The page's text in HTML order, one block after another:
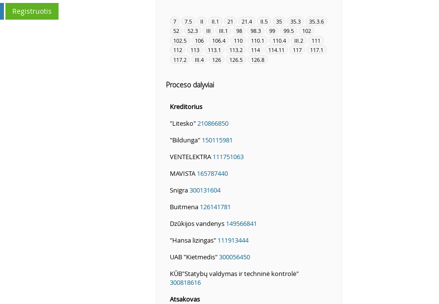
Registruotis
7 7.5 II II.1 21 21.4 II.5 35 35.3
35.3.6
52
52.3 III III.1 98 98.3 99 99.5
102
102.5
106 106.4 110 110.1 110.4 III.2
111
112
113 113.1 113.2 114 114.11 117
117.1
117.2
III.4 126 126.5 126.8
Proceso dalyviai
Kreditorius
"Litesko" 210866850
"Bildunga" 150115981
VENTELEKTRA 111751063
MAVISTA 165787440
Snigra300131604
Buitmena 126141781
Dzūkijos vandenys 149566841
"Hansa lizingas" 111913444
UAB "Kietmedis"300056450
KŪB"Statybų valdymas ir techninė kontrolė"
300818616
Atsakovas